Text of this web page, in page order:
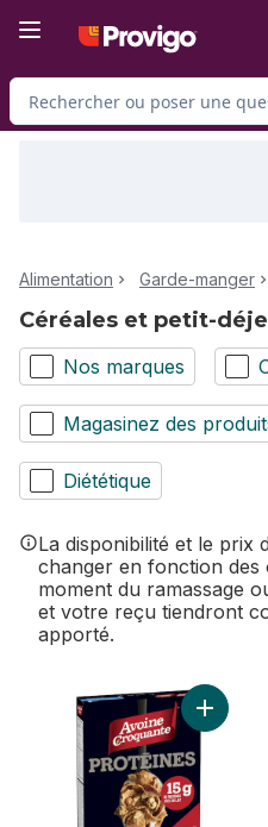
Rechercher des produits
Alimentation Garde-manger
Céréales et petit-
Nos marques
Magasinez des
Diététique
La disponibilité et le prix
changer en fonction des
moment du ramassage
et votre reçu tiendront
apporté.
Ajouter